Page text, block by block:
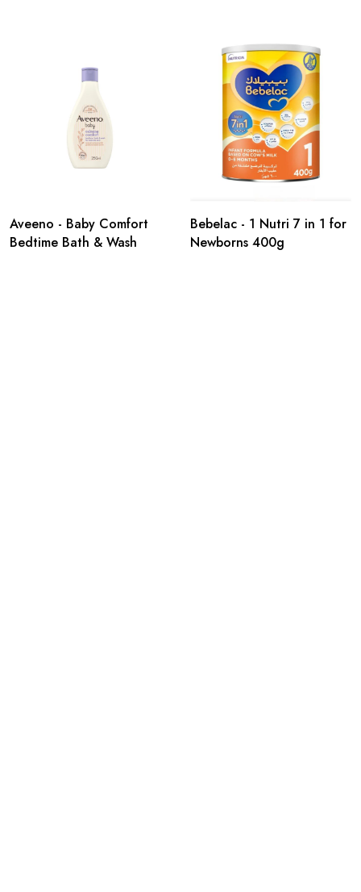
Aveeno - Baby Comfort
Bedtime Bath & Wash
Bebelac - 1 Nutri 7 in 1 for
Newborns 400g